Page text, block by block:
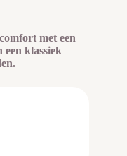
met een
klassiek